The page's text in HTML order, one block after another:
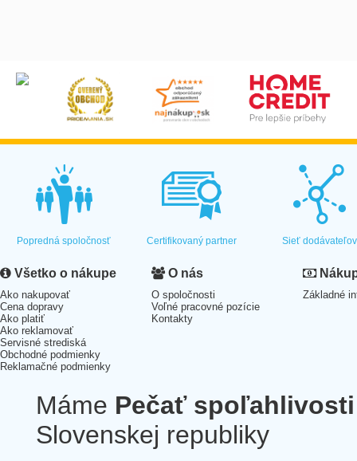
Popredná spoločnosť Certifikovaný partner Sieť dodávateľov
Všetko o nákupe
Ako nakupovať
Cena dopravy
Ako platiť
Ako reklamovať
Servisné strediská
Obchodné podmienky
Reklamačné podmienky
O nás
O spoločnosti
Voľné pracovné pozície
Kontakty
Základné
Máme Pečať spoľahlivosti
Slovenskej republiky